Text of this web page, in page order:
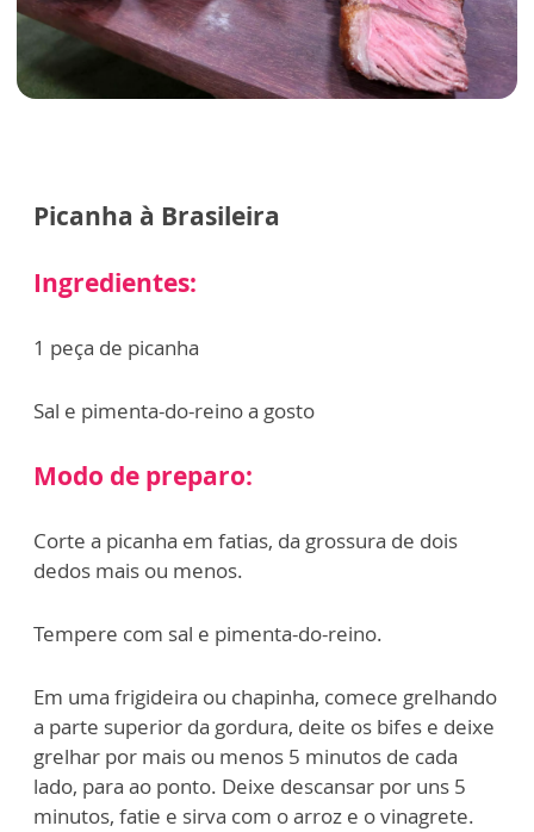
Picanha à Brasileira
Ingredientes:
1 peça de picanha
Sal e pimenta-do-reino a gosto
Modo de preparo:
Corte a picanha em fatias, da grossura de dois
dedos mais ou menos.
Tempere com sal e pimenta-do-reino.
Em uma frigideira ou chapinha, comece grelhando
a parte superior da gordura, deite os bifes e deixe
grelhar por mais ou menos 5 minutos de cada
lado, para ao ponto. Deixe descansar por uns 5
minutos, fatie e sirva com o arroz e o vinagrete.